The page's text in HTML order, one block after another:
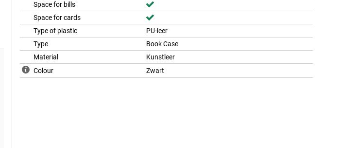
Space for bills
Space for cards
Type of plastic
PU-leer
Type
Book Case
Material
Kunstleer
Colour
Zwart